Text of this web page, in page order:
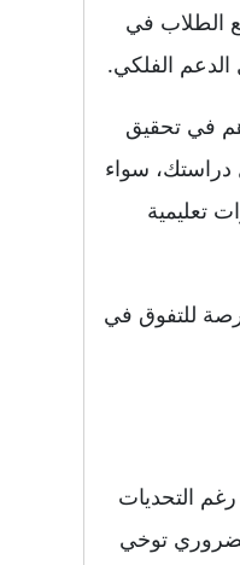
الطلاب في
الدعم الفلكي.
في تحقيق
دراستك، سواء
تعليمية
2025، وسيكون لديك الفرصة للتفوق في
الأعمال، قد يواجه مواليد برج الأسد مزيجًا من الحظوظ في عام 2025. رغم التحديات
توخي